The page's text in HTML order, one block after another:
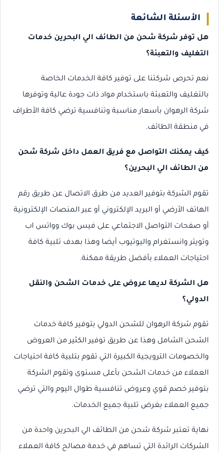
الأسئلة الشائعة
هل توفر شركة شحن من الطائف الي البحرين خدمات
التغليف والتعبئة؟
نعم تحرص شركتنا على توفير كافة الخدمات الخاصة
بالتغليف والتعبئة باستخدام مواد ذات جودة عالية وتوفرها
شركة الرهوان بأسعار مناسبة وتنافسية ترضي كافة الأطراف
في منطقة الطائف.
كيف يمكنك التواصل مع فريق العمل داخل شركة شحن
من الطائف الي البحرين؟
تقوم الشركة بتوفير العديد من طرق الاتصال عن طريق رقم
الهاتف الأرضي أو البريد الإلكتروني أو عبر المنصات الإلكترونية
أو صفحات التواصل الاجتماعي على فيس بوك وواتس اب
وتويتر وانستغرام واليوتيوب أيضا وهذا بهدف تلبية كافة
احتياجات العملاء بأفضل طريقة ممكنة.
هل الشركة لديها عروض على خدمات الشحن والنقل
الدولي؟
تقوم شركة الرهوان للشحن الدولي بتوفير كافة خدمات
الشحن الشامل وهذا عن طريق توفير الكثير من العروض
والخصومات الترويجية الكبيرة التي تقوم بتلبية كافة احتياجات
العملاء من خدمات الشحن بأعلى مستوى وتقوم الشركة
بتوفير خصم قوي وعروض تنافسية طوال اليوم والتي ترضي
جميع العملاء بغرض تلبية جميع الخدمات.
نهاية تعتبر شركة شحن من الطائف الي البحرين واحدة من
الشركات الرائدة التي تساهم في خدمة مصالح كافة العملاء